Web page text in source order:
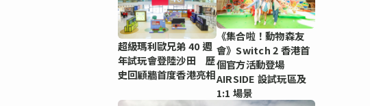
超級瑪利歐兄弟 40 週
年試玩會登陸沙田 歷
史回顧牆首度香港亮相
《集合啦！動物森友
會》Switch 2 香港首
個官方活動登場
AIRSIDE 設試玩區及
1:1 場景